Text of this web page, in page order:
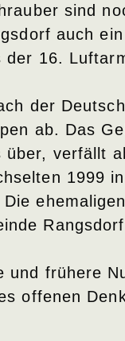
sind
auch
der 16.
der
ab. Das
über, verfällt
1999
und frühere
offenen